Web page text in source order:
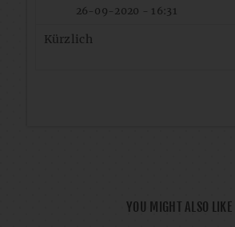
26-09-2020 - 16:31
Kürzlich
YOU MIGHT ALSO LIKE